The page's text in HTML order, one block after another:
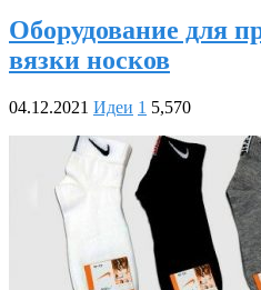
Оборудование для
вязки носков
04.12.2021 Идеи 1 5,570